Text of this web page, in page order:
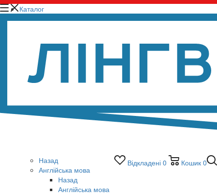
Відкладені 0 Кошик 0
Каталог
Назад
Англійська мова
Назад
Англійська мова